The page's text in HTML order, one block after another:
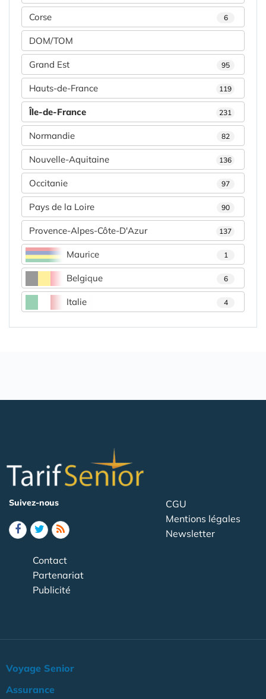
Corse 6
DOM/TOM
Grand Est 95
Hauts-de-France 119
Île-de-France 231
Normandie 82
Nouvelle-Aquitaine 136
Occitanie 97
Pays de la Loire 90
Provence-Alpes-Côte-D'Azur 137
Maurice 1
Belgique 6
Italie 4
Suivez-nous
CGU
Mentions légales
Newsletter
Contact
Partenariat
Publicité
Voyage Senior
Assurance